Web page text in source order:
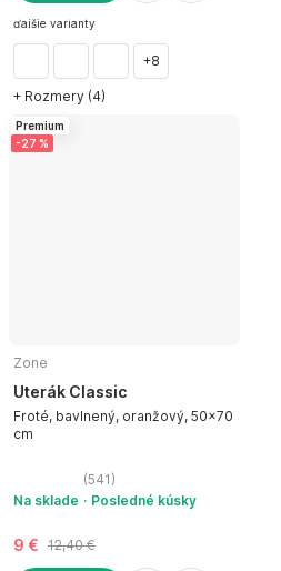
DO KOŠÍKA
ďalšie varianty
+8
+ Rozmery (4)
Premium
-27 %
Zone
Uterák Classic
Froté, bavlnený, oranžový, 50x70
cm
(541 )
Na sklade
Posledné kúsky
9 € 12,40 €